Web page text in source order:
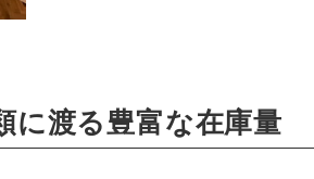
に渡る豊富な在庫量